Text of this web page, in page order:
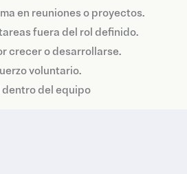
en reuniones o proyectos.
fuera del rol definido.
crecer o desarrollarse.
voluntario.
del equipo